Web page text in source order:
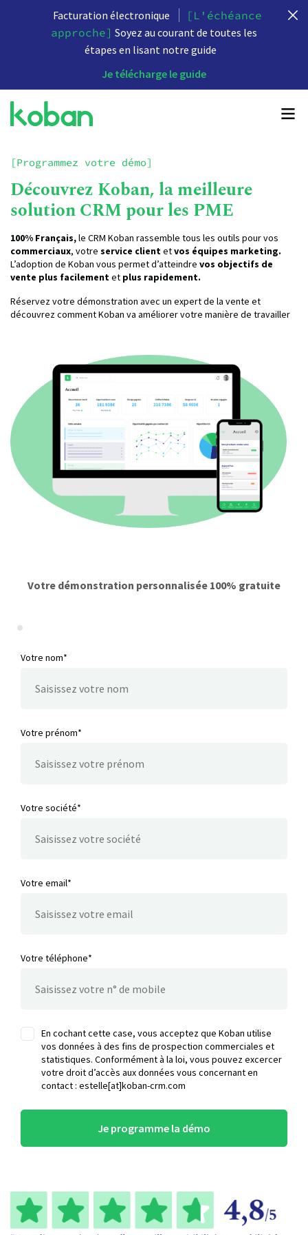
Facturation électronique
[L'échéance
approche] Soyez au courant de toutes les
étapes en lisant notre guide
Je télécharge le guide
[Programmez votre démo]
Découvrez Koban, la meilleure
solution CRM pour les PME
100% Français,le CRM Koban rassemble tous les outils pour vos
commerciaux, votre service clientetvos équipes marketing.
L’adoption de Koban vous permet d’atteindre vos objectifs de
vente plus facilementet plus rapidement.
Réservez votre démonstration avec un expert de la vente et
découvrez comment Koban va améliorer votre manière de travailler
Votre démonstration personnalisée 100% gratuite
Votre nom*
Votre prénom*
Votre société*
Votre email*
Votre téléphone*
En cochant cette case, vous acceptez que Koban utilise
vos données à des fins de prospection commerciales et
statistiques. Conformément à la loi, vous pouvez excercer
votre droit d’accès aux données vous concernant en
contact : estelle[at]koban-crm.com
Je programme la démo